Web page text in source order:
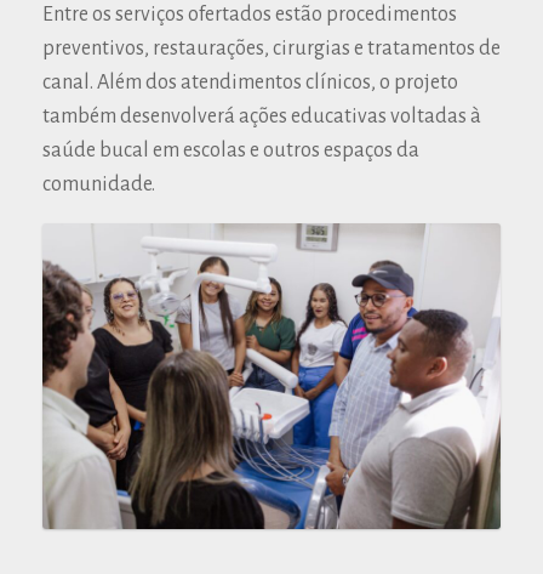
Entre os serviços ofertados estão procedimentos
preventivos, restaurações, cirurgias e tratamentos de
canal. Além dos atendimentos clínicos, o projeto
também desenvolverá ações educativas voltadas à
saúde bucal em escolas e outros espaços da
comunidade.